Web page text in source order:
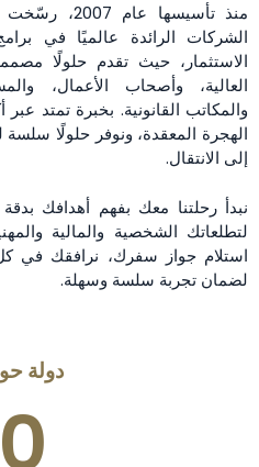
منذ تأسيسها
الشركات الرائدة عالميًا في
الاستثمار، حيث تقدم حلولًا
العالية، وأصحاب الأعمال،
الهجرة المعقدة، ونوفر حلولًا
إلى الانتقال.
نبدأ رحلتنا معك بفهم أهدافك
لتطلعاتك الشخصية والمالية
استلام جواز سفرك، نرافقك في
لضمان تجربة سلسة وسهلة.
دولة
0